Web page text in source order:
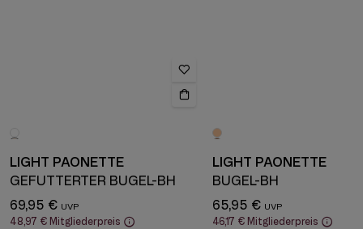
LIGHT PAONETTE
GEFÜTTERTER BÜGEL-BH
69,95 €
48,97 € Mitgliederpreis
LIGHT PAONETTE
BÜGEL-BH
65,95 €
46,17 € Mitgliederpreis